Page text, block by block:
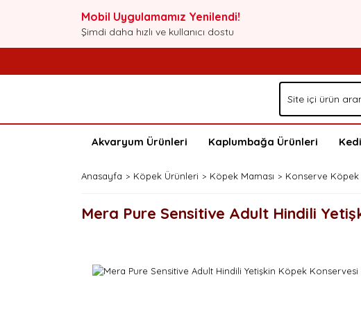
Mobil Uygulamamız Yenilendi!
Şimdi daha hızlı ve kullanıcı dostu
Akvaryum Ürünleri Kaplumbağa Ürünleri
Anasayfa Köpek Ürünleri Köpek Maması Konserve Köpek
Mera Pure Sensitive Adult Hindili